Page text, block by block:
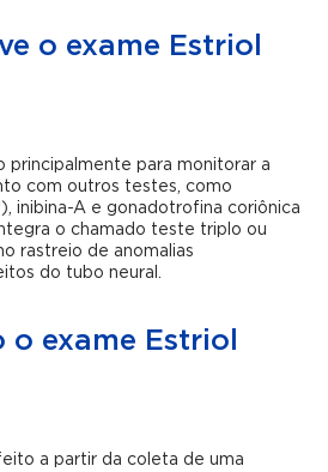
o exame Estriol
principalmente para monitorar a
com outros testes, como
inibina-A e gonadotrofina coriônica
o chamado teste triplo ou
rastreio de anomalias
do tubo neural.
exame Estriol
a partir da coleta de uma